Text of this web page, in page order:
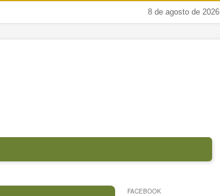
8 de agosto de 2026
FACEBOOK